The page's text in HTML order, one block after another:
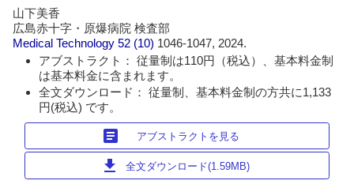
山下美香
広島赤十字・原爆病院 検査部
Medical Technology 52 (10) 1046-1047, 2024.
アブストラクト： 従量制は110円（税込）、基本料金制
は基本料金に含まれます。
全文ダウンロード： 従量制、基本料金制の方共に1,133
円(税込) です。
article アブストラクトを見る
download 全文ダウンロード(1.59MB)